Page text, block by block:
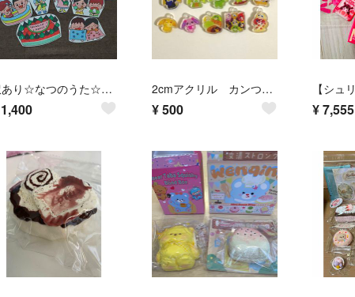
訳あり☆なつのうた☆パネルシアター
1,400
2cmアクリル カンつき 15個 めじるし キーホルダー
¥500 ¥7,555